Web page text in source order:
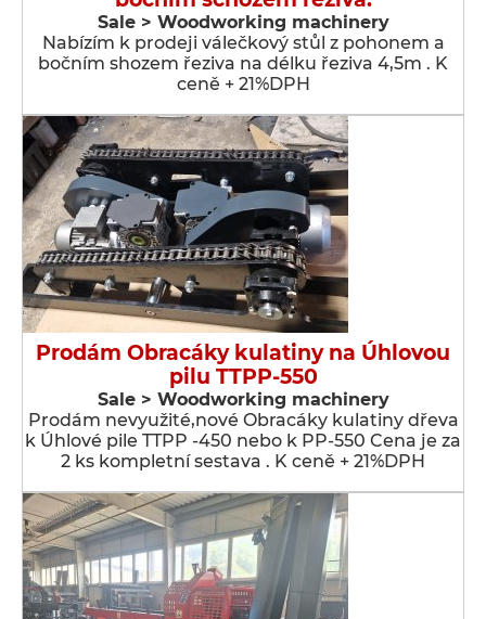
Sale > Woodworking machinery
Nabízím k prodeji válečkový stůl z pohonem a
bočním shozem řeziva na délku řeziva 4,5m . K
ceně + 21%DPH
Prodám Obracáky kulatiny na Úhlovou
pilu TTPP-550
Sale > Woodworking machinery
Prodám nevyužité,nové Obracáky kulatiny dřeva
k Úhlové pile TTPP -450 nebo k PP-550 Cena je za
2 ks kompletní sestava . K ceně + 21%DPH